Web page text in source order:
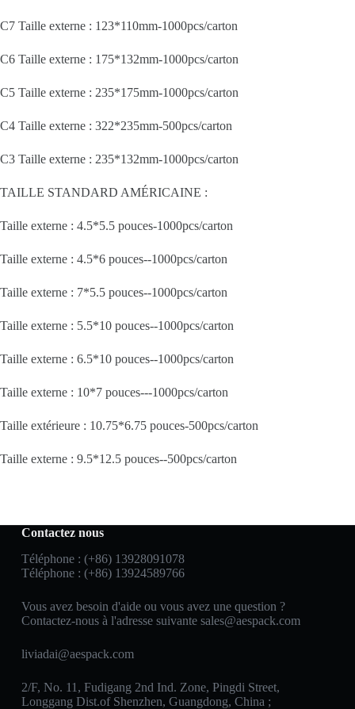
C7 Taille externe : 123*110mm-1000pcs/carton
C6 Taille externe : 175*132mm-1000pcs/carton
C5 Taille externe : 235*175mm-1000pcs/carton
C4 Taille externe : 322*235mm-500pcs/carton
C3 Taille externe : 235*132mm-1000pcs/carton
TAILLE STANDARD AMÉRICAINE :
Taille externe : 4.5*5.5 pouces-1000pcs/carton
Taille externe : 4.5*6 pouces--1000pcs/carton
Taille externe : 7*5.5 pouces--1000pcs/carton
Taille externe : 5.5*10 pouces--1000pcs/carton
Taille externe : 6.5*10 pouces--1000pcs/carton
Taille externe : 10*7 pouces---1000pcs/carton
Taille extérieure : 10.75*6.75 pouces-500pcs/carton
Taille externe : 9.5*12.5 pouces--500pcs/carton
Contactez nous
Téléphone : (+86) 13928091078
Téléphone : (+86) 13924589766
Vous avez besoin d'aide ou vous avez une question ?
Contactez-nous à l'adresse suivante sales@aespack.com
liviadai@aespack.com
2/F, No. 11, Fudigang 2nd Ind. Zone, Pingdi Street,
Longgang Dist.of Shenzhen, Guangdong, China ;